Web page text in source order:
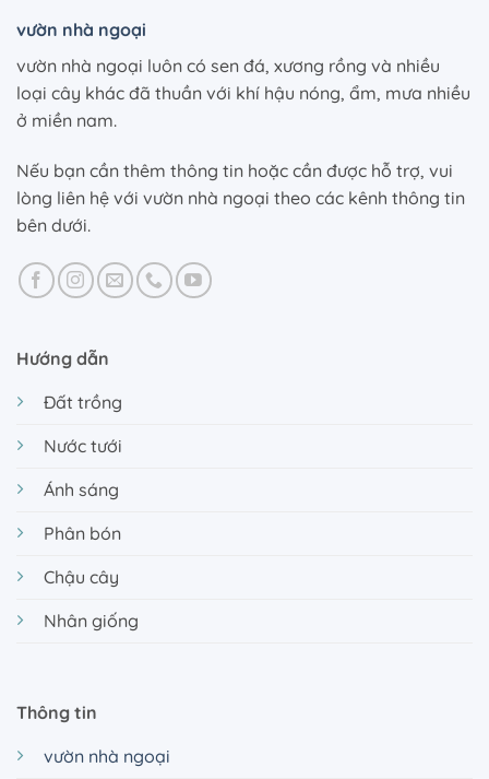
vườn nhà ngoại
vườn nhà ngoại luôn có sen đá, xương rồng và nhiều
loại cây khác đã thuần với khí hậu nóng, ẩm, mưa nhiều
ở miền nam.
Nếu bạn cần thêm thông tin hoặc cần được hỗ trợ, vui
lòng liên hệ với vườn nhà ngoại theo các kênh thông tin
bên dưới.
Hướng dẫn
Đất trồng
Nước tưới
Ánh sáng
Phân bón
Chậu cây
Nhân giống
Thông tin
vườn nhà ngoại